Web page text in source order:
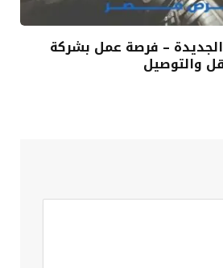
– فرصة عمل بشركة
والتوصيل